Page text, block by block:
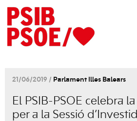
21/06/2019 / Parlament Illes Balears
El PSIB-PSOE celebra
per a la Sessió